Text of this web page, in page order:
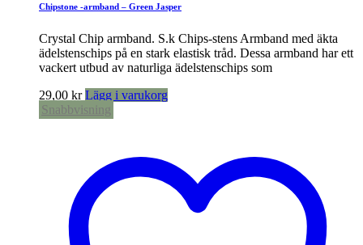
Chipstone -armband – Green Jasper
Crystal Chip armband. S.k Chips-stens Armband med äkta
ädelstenschips på en stark elastisk tråd. Dessa armband har ett
vackert utbud av naturliga ädelstenschips som
29,00 kr Lägg i varukorg
Snabbvisning